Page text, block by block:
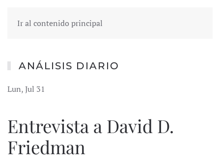
Ir al contenido principal
ANÁLISIS DIARIO
Lun, Jul 31
Entrevista a David D.
Friedman